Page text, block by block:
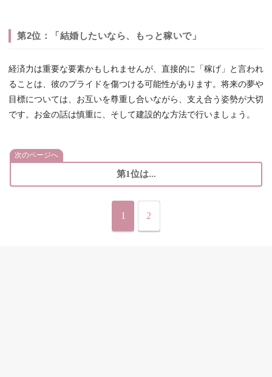
第2位：「結婚したいなら、もっと稼いで」
経済力は重要な要素かもしれませんが、直接的に「稼げ」と言われ
ることは、彼のプライドを傷つける可能性があります。将来の夢や
目標については、お互いを尊重し合いながら、支え合う姿勢が大切
です。お金の話は慎重に、そして建設的な方法で行いましょう。
次のページへ
第1位は...
1 2